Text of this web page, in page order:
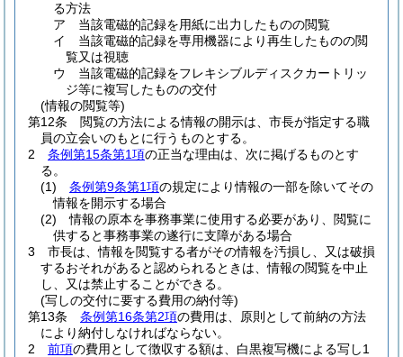
る方法
ア
当該電磁的記録を用紙に出力したものの閲覧
イ
当該電磁的記録を専用機器により再生したものの閲
覧又は視聴
ウ
当該電磁的記録をフレキシブルディスクカートリッ
ジ等に複写したものの交付
(情報の閲覧等)
第12条
閲覧の方法による情報の開示は、市長が指定する職
員の立会いのもとに行うものとする。
2
条例第15条第1項の正当な理由は、次に掲げるものとす
る。
(1)
条例第9条第1項の規定により情報の一部を除いてその
情報を開示する場合
(2)
情報の原本を事務事業に使用する必要があり、閲覧に
供すると事務事業の遂行に支障がある場合
3
市長は、情報を閲覧する者がその情報を汚損し、又は破損
するおそれがあると認められるときは、情報の閲覧を中止
し、又は禁止することができる。
(写しの交付に要する費用の納付等)
第13条
条例第16条第2項の費用は、原則として前納の方法
により納付しなければならない。
2
前項の費用として徴収する額は、白黒複写機による写し1